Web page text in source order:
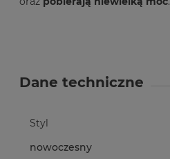
Dane techniczne
Styl
nowoczesny